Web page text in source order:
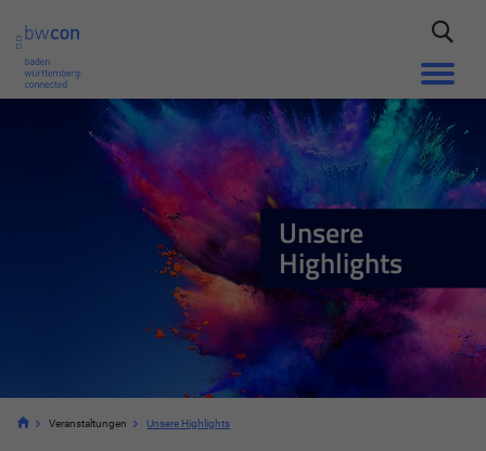
Unsere
Highlights
Veranstaltungen Unsere Highlights